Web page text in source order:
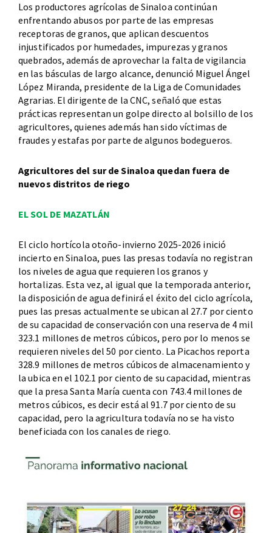
Los productores agrícolas de Sinaloa continúan
enfrentando abusos por parte de las empresas
receptoras de granos, que aplican descuentos
injustificados por humedades, impurezas y granos
quebrados, además de aprovechar la falta de vigilancia
en las básculas de largo alcance, denunció Miguel Ángel
López Miranda, presidente de la Liga de Comunidades
Agrarias. El dirigente de la CNC, señaló que estas
prácticas representan un golpe directo al bolsillo de los
agricultores, quienes además han sido víctimas de
fraudes y estafas por parte de algunos bodegueros.
Agricultores del sur de Sinaloa quedan fuera de
nuevos distritos de riego
EL SOL DE MAZATLÁN
El ciclo hortícola otoño-invierno 2025-2026 inició
incierto en Sinaloa, pues las presas todavía no registran
los niveles de agua que requieren los granos y
hortalizas. Esta vez, al igual que la temporada anterior,
la disposición de agua definirá el éxito del ciclo agrícola,
pues las presas actualmente se ubican al 27.7 por ciento
de su capacidad de conservación con una reserva de 4 mil
323.1 millones de metros cúbicos, pero por lo menos se
requieren niveles del 50 por ciento. La Picachos reporta
328.9 millones de metros cúbicos de almacenamiento y
la ubica en el 102.1 por ciento de su capacidad, mientras
que la presa Santa María cuenta con 743.4 millones de
metros cúbicos, es decir está al 91.7 por ciento de su
capacidad, pero la agricultura todavía no se ha visto
beneficiada con los canales de riego.